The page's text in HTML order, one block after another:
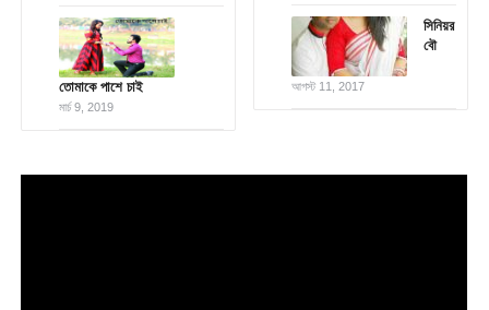
তোমাকে পাশে চাই
মার্চ 9, 2019
সিনিয়র
বৌ
আগস্ট 11, 2017